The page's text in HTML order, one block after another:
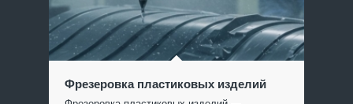
Фрезеровка пластиковых изделий